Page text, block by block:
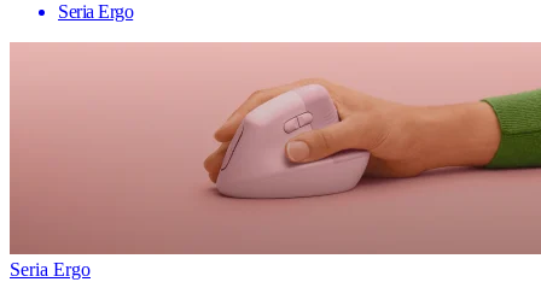
Seria Ergo
Seria Ergo